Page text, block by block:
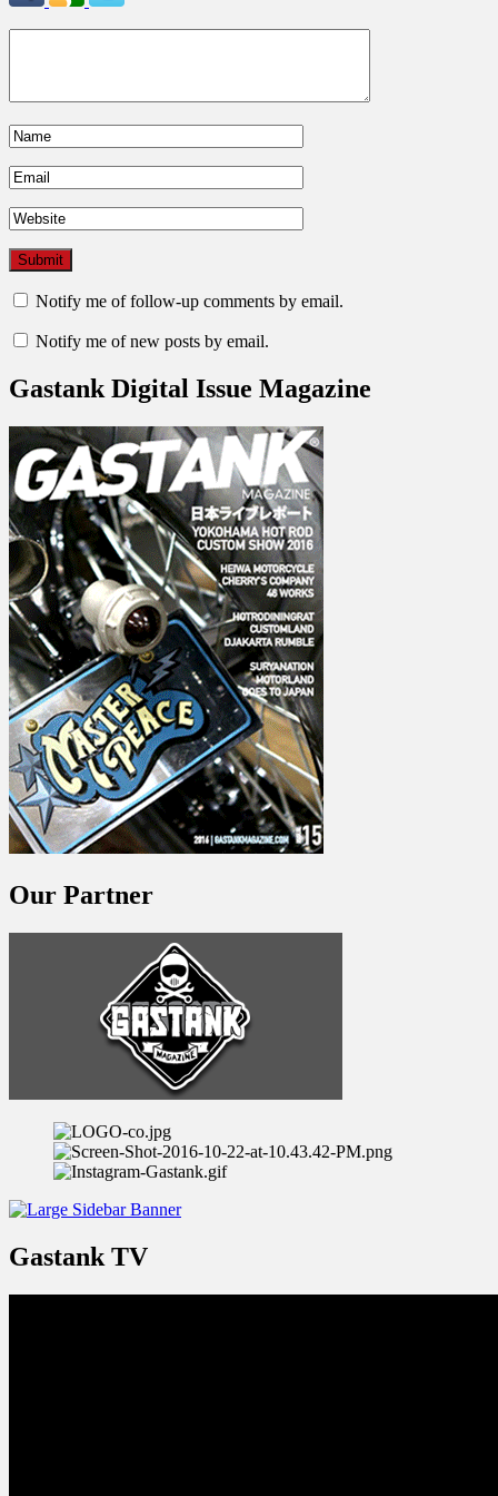
Notify me of follow-up comments by email.
Notify me of new posts by email.
Gastank Digital Issue Magazine
Our Partner
Gastank TV